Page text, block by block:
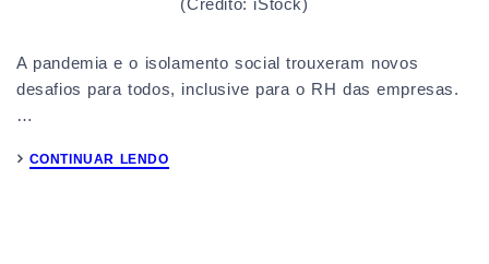
(Crédito: iStock)
A pandemia e o isolamento social trouxeram novos
desafios para todos, inclusive para o RH das empresas.
…
CONTINUAR LENDO